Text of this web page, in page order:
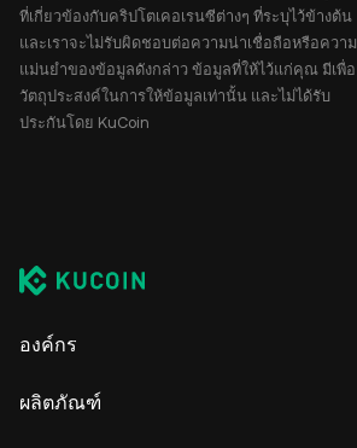
ที่เกี่ยวข้องกับคริปโตเคอเรนซีต่างๆ ที่ระบุไว้ข้างต้น
และเราจะไม่รับผิดชอบต่อความน่าเชื่อถือหรือความ
แม่นยำของข้อมูลดังกล่าว ข้อมูลที่ให้ไว้แก่คุณ มีเพื่อ
วัตถุประสงค์ในการให้ข้อมูลเท่านั้น และไม่ได้รับ
ประกันโดย KuCoin
องค์กร
ผลิตภัณฑ์